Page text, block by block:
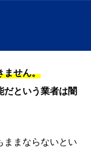
ません。
だという業者は闇
ままならないとい